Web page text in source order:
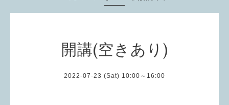
開講(空きあり)
2022-07-23 (Sat) 10:00～16:00